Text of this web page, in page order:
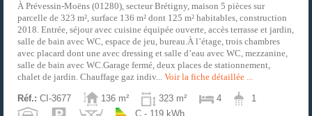
À Prévessin-Moëns (01280), secteur Brétigny, maison 5 pièces sur
parcelle de 323 m², surface 136 m² dont 125 m² habitables, construction
2018. Entrée, séjour avec cuisine équipée ouverte, accès terrasse et jardin,
salle de bain avec WC, espace de jeu, bureau.À l’étage, trois chambres
avec placard dont une avec dressing et salle d’eau avec WC, mezzanine,
salle de bain avec WC.Garage fermé, deux places de stationnement,
chalet de jardin. Chauffage gaz indiv... Voir la fiche détaillée ...
Réf.: CI-3677 136 m² 323 m² 4
1
C - 119 kWh